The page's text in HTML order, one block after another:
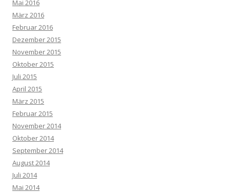
Mai 2016
März 2016
Februar 2016
Dezember 2015
November 2015
Oktober 2015
Juli 2015
April 2015
März 2015
Februar 2015
November 2014
Oktober 2014
September 2014
August 2014
Juli 2014
Mai 2014